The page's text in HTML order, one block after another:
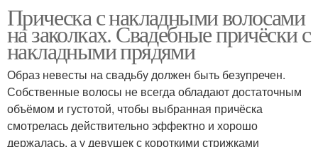
Прическа с накладными волосами
на заколках. Свадебные причёски с
накладными прядями
Образ невесты на свадьбу должен быть безупречен.
Собственные волосы не всегда обладают достаточным
объёмом и густотой, чтобы выбранная причёска
смотрелась действительно эффектно и хорошо
держалась, а у девушек с короткими стрижками